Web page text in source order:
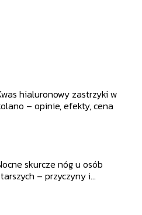
hialuronowy zastrzyki w
– opinie, efekty, cena
skurcze nóg u osób
– przyczyny i